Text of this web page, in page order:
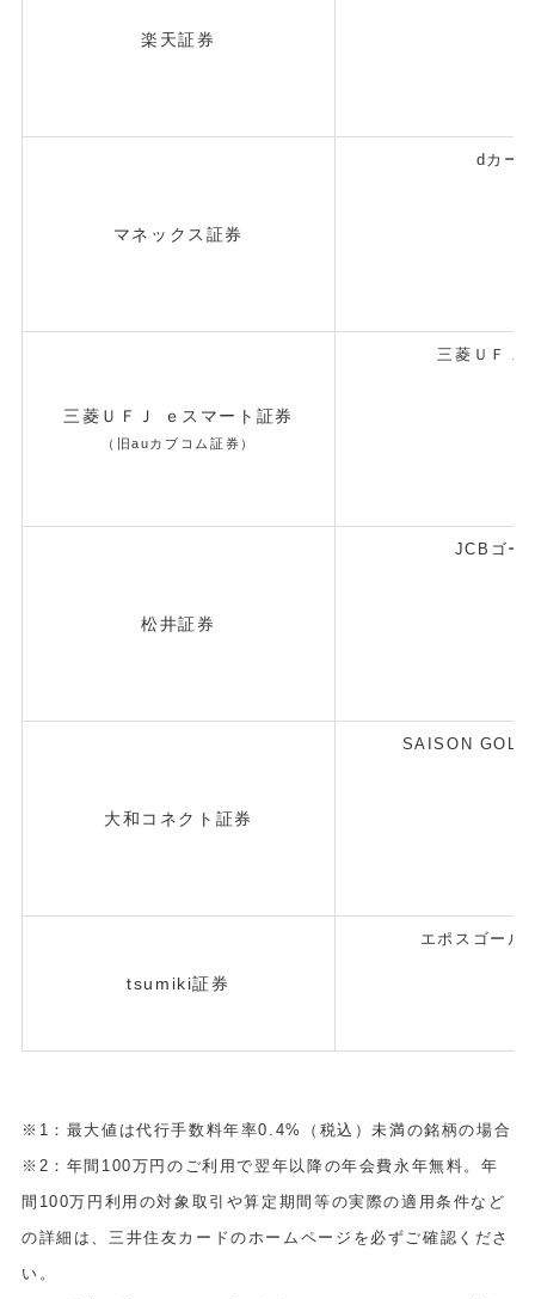
楽天証券
マネックス証券
dカー
三菱ＵＦＪ ｅスマート証券
（旧auカブコム証券）
三菱ＵＦＪ
松井証券
JCBゴー
大和コネクト証券
SAISON
tsumiki証券
エポスゴール
※1：最大値は代行手数料年率0.4%（税込）未満の銘柄の場合
※2：年間100万円のご利用で翌年以降の年会費永年無料。年
間100万円利用の対象取引や算定期間等の実際の適用条件など
の詳細は、三井住友カードのホームページを必ずご確認くださ
い。